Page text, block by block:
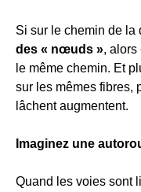
Si sur le chemin de la
des « nœuds », alors
le même chemin. Et
sur les mêmes fibres,
lâchent augmentent.
Imaginez une
Quand les voies sont